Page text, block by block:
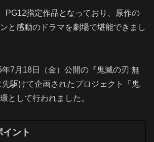
PG12指定作品となっており、原作の
と感動のドラマを劇場で堪能できまし
7月18日（金）公開の『鬼滅の刃 無
先駆けて企画されたプロジェクト「鬼
として行われました。
ント